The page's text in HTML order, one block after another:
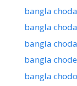
bangla
bangla
bangla
bangla
bangla